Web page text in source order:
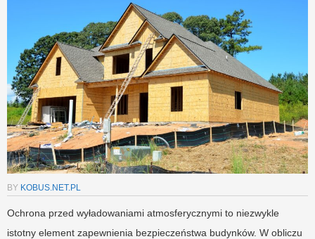
BY KOBUS.NET.PL
Ochrona przed wyładowaniami atmosferycznymi to niezwykle
istotny element zapewnienia bezpieczeństwa budynków. W obliczu